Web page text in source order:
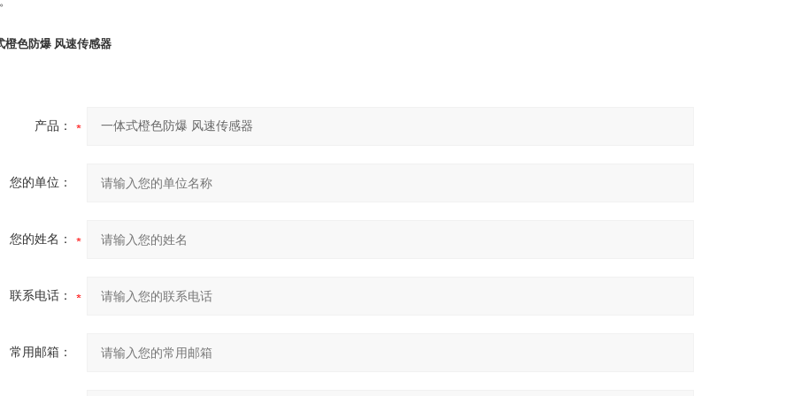
橙色防爆 风速传感器
产品：
您的单位：
您的姓名：
联系电话：
常用邮箱：